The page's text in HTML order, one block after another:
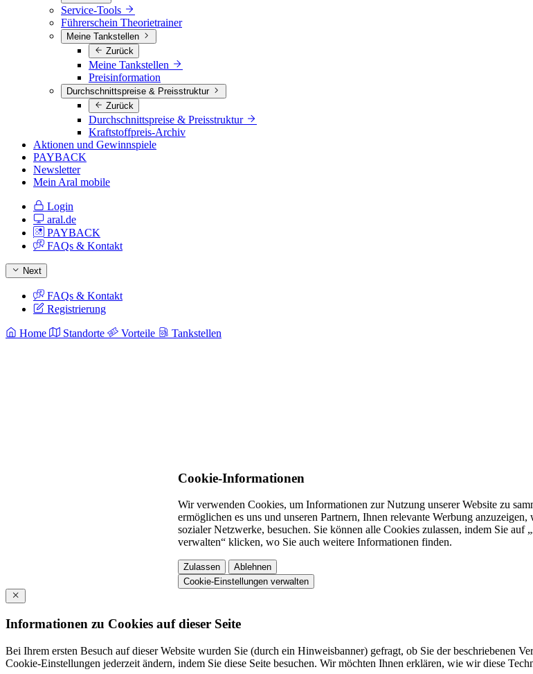
Service-Tools
Führerschein Theorietrainer
Meine Tankstellen
Zurück
Meine Tankstellen
Preisinformation
Durchschnittspreise & Preisstruktur
Zurück
Durchschnittspreise & Preisstruktur
Kraftstoffpreis-Archiv
Aktionen und Gewinnspiele
PAYBACK
Newsletter
Mein Aral mobile
Login
aral.de
PAYBACK
FAQs & Kontakt
Next
FAQs & Kontakt
Registrierung
Home Standorte Vorteile Tankstellen
Cookie-Informationen
Wir verwenden Cookies, um Informationen zur Nutzung unserer Website zu
ermöglichen es uns und unseren Partnern, Ihnen relevante Werbung
sozialer Netzwerke, besuchen. Sie können alle Cookies zulassen, indem Sie
verwalten“ klicken, wo Sie auch weitere Informationen finden.
Zulassen
Ablehnen
Cookie-Einstellungen verwalten
Informationen zu Cookies auf dieser Seite
Bei Ihrem ersten Besuch auf dieser Website wurden Sie (durch ein Hinweisbanner) gefragt, ob Sie der beschriebenen
Cookie-Einstellungen jederzeit ändern, indem Sie diese Seite besuchen. Wir möchten Ihnen erklären, wie wir diese